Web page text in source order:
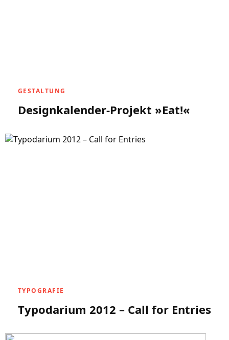
GESTALTUNG
Designkalender-Projekt »Eat!«
TYPOGRAFIE
Typodarium 2012 – Call for Entries